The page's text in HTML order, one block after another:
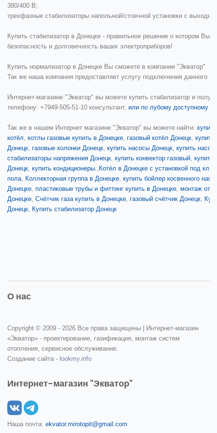
380/400 В;
трехфазные стабилизаторы напольной/стоечной установки с
Купить стабилизатор в Донецке - правильное решение о котором Вы
безопасность и долговечность ваших электроприборов!
Купить нормализатор в Донецке Вы сможете в компании "Экватор"
Так же наша компания предоставляет услугу подключения данного
Интернет-магазине "Экватор" вы можете купить стабилизатор и
телефону: +7949-505-51-10 консультант, или по лубому доступному
Так же в нашем Интернет магазине "Экватор" вы можете найти:
котёл, котлы газовые купить в Донецке, газовый котёл Донецк, купить
Донецк, газовые колонки Донецк, купить насосы Донецк, купить насос
стабилизаторы напряжения Донецк, купить конвектор газовый, купить
Донецк, купить кондиционеры., Котёл в Донецке с установкой под ключ
пола, Коллекторная группа в Донецке, купить бойлер косвенного
Донецке, пластиковые трубы и фиттинг купить в Донецке, монтаж
Донецке, Счётчик газа купить в Донецке, газовый счётчик Донецк,
Донецк, Купить стабилизатор Донецк
О нас
Copyright © 2009 - 2026 Все права защищены | Интернет-магазин
«Экватор» - проектирование, газификация, монтаж систем
отопления, сервисное обслуживание.
Создание сайта - lookmy.info
Интернет-магазин "Экватор"
Наша почта: ekvator.mirotopit@gmail.com